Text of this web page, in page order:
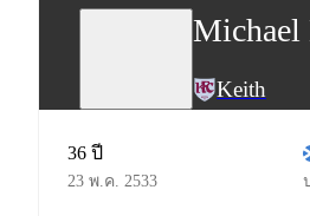
Michael
Keith
36 ปี
23 พ.ค. 2533